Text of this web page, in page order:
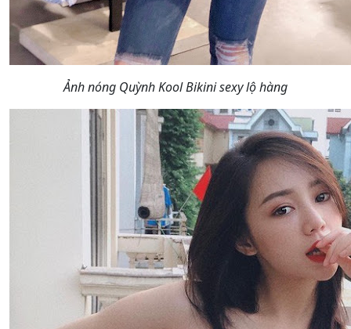
Ảnh nóng Quỳnh Kool Bikini sexy lộ hàng